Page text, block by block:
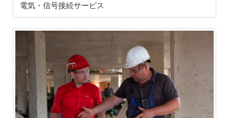
電気・信号接続サービス